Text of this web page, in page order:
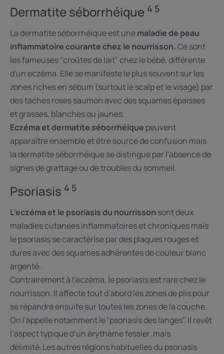
Dermatite séborrhéique 4 5
La dermatite séborrhéique est unemaladie de peau
inflammatoire courante chez le nourrisson.Ce sont
les fameuses “croûtes de lait” chez le bébé, différente
d'un eczéma. Elle se manifeste le plus souvent sur les
zones riches en sébum (surtout le scalp et le visage) par
des taches roses saumon avec des squames épaisses
et grasses, blanches ou jaunes.
Eczéma et dermatite séborrhéique peuvent
apparaître ensemble et être source de confusion mais
la dermatite séborrhéique se distingue par l'absence de
signes de grattage ou de troubles du sommeil.
Psoriasis 4 5
L’eczéma et le psoriasis du nourrisson sont deux
maladies cutanées inflammatoires et chroniques mais
le psoriasis se caractérise par des plaques rouges et
dures avec des squames adhérentes de couleur blanc
argenté.
Contrairement à l’eczéma, le psoriasis est rare chez le
nourrisson. Il affecte tout d’abord les zones de plis pour
se répandre ensuite sur toutes les zones de la couche.
On l'appelle notamment le "psoriasis des langes". Il revêt
l’aspect typique d’un érythème fessier, mais
délimité. Les autres régions habituelles du psoriasis